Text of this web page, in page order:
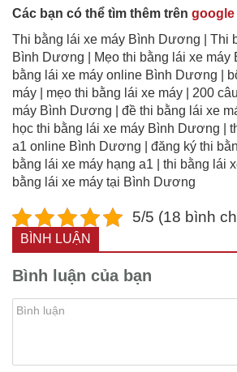
Các bạn có thể tìm thêm trên google
Thi bằng lái xe máy Bình Dương | Thi
Bình Dương | Mẹo thi bằng lái xe máy
bằng lái xe máy online Bình Dương |
máy | mẹo thi bằng lái xe máy | 200
máy Bình Dương | đề thi bằng lái xe
học thi bằng lái xe máy Bình Dương |
a1 online Bình Dương | đăng ký thi
bằng lái xe máy hạng a1 | thi bằng lái
bằng lái xe máy tại Bình Dương
5/5 (18 bình
BÌNH LUẬN
Bình luận của bạn